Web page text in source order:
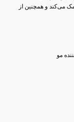
می‌کند و همچنین از
مو